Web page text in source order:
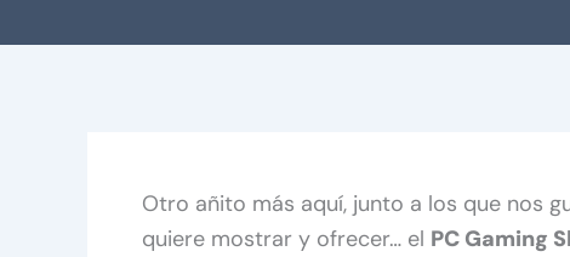
Otro añito más aquí, junto a los que nos
quiere mostrar y ofrecer… el PC Gaming